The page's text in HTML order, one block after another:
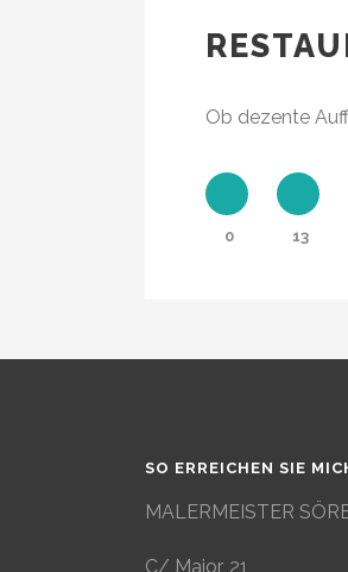
Ob dezente
0 13
SO ERREICHEN SIE
MALERMEISTER
C/ Major, 21